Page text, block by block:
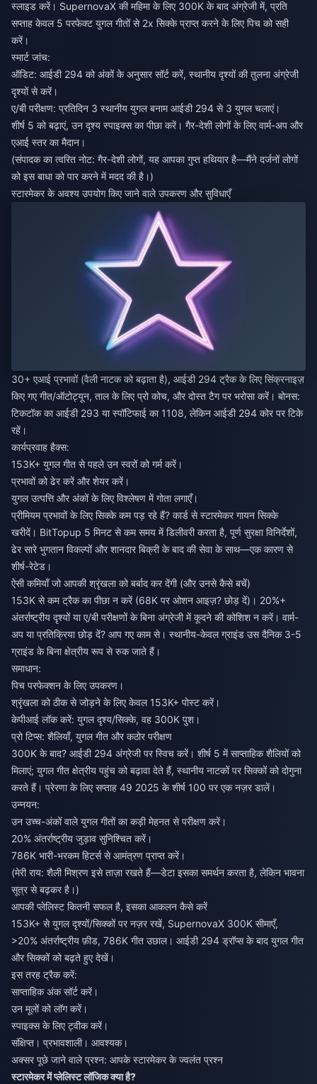
स्लाइड करें। SupernovaX की महिमा के लिए 300K के बाद अंग्रेजी में, प्रति
सप्ताह केवल 5 परफेक्ट युगल गीतों से 2x सिक्के प्राप्त करने के लिए पिच को सही
करें।
स्मार्ट जांच:
ऑडिट: आईडी 294 को अंकों के अनुसार सॉर्ट करें, स्थानीय दृश्यों की तुलना अंग्रेजी
दृश्यों से करें।
ए/बी परीक्षण: प्रतिदिन 3 स्थानीय युगल बनाम आईडी 294 से 3 युगल चलाएं।
शीर्ष 5 को बढ़ाएं, उन दृश्य स्पाइक्स का पीछा करें। गैर-देशी लोगों के लिए वार्म-अप और
एआई स्तर का मैदान।
(संपादक का त्वरित नोट: गैर-देशी लोगों, यह आपका गुप्त हथियार है—मैंने दर्जनों लोगों
को इस बाधा को पार करने में मदद की है।)
स्टारमेकर के अवश्य उपयोग किए जाने वाले उपकरण और सुविधाएँ
30+ एआई प्रभावों (वैली नाटक को बढ़ाता है), आईडी 294 ट्रैक के लिए सिंक्रनाइज़
किए गए गीत/ऑटोट्यून, ताल के लिए प्रो कोच, और दोस्त टैग पर भरोसा करें। बोनस:
टिकटॉक का आईडी 293 या स्पॉटिफाई का 1108, लेकिन आईडी 294 कोर पर टिके
रहें।
कार्यप्रवाह हैक्स:
153K+ युगल गीत से पहले उन स्वरों को गर्म करें।
प्रभावों को ढेर करें और शेयर करें।
युगल उत्पत्ति और अंकों के लिए विश्लेषण में गोता लगाएँ।
प्रीमियम प्रभावों के लिए सिक्के कम पड़ रहे हैं? कार्ड से स्टारमेकर गायन सिक्के
खरीदें । BitTopup 5 मिनट से कम समय में डिलीवरी करता है, पूर्ण सुरक्षा विनिर्देशों,
ढेर सारे भुगतान विकल्पों और शानदार बिक्री के बाद की सेवा के साथ—एक कारण से
शीर्ष-रेटेड।
ऐसी कमियाँ जो आपकी श्रृंखला को बर्बाद कर देंगी (और उनसे कैसे बचें)
153K से कम ट्रैक का पीछा न करें (68K पर ओशन आइज़? छोड़ दें)। 20%+
अंतर्राष्ट्रीय दृश्यों या ए/बी परीक्षणों के बिना अंग्रेजी में कूदने की कोशिश न करें। वार्म-
अप या प्रतिक्रिया छोड़ दें? आप गए काम से। स्थानीय-केवल ग्राइंड उस दैनिक 3-5
ग्राइंड के बिना क्षेत्रीय रूप से रुक जाते हैं।
समाधान:
पिच परफेक्शन के लिए उपकरण।
श्रृंखला को ठीक से जोड़ने के लिए केवल 153K+ पोस्ट करें।
केपीआई लॉक करें: युगल दृश्य/सिक्के, वह 300K पुश।
प्रो टिप्स: शैलियाँ, युगल गीत और कठोर परीक्षण
300K के बाद? आईडी 294 अंग्रेजी पर स्विच करें। शीर्ष 5 में साप्ताहिक शैलियों को
मिलाएं; युगल गीत क्षेत्रीय पहुंच को बढ़ावा देते हैं, स्थानीय नाटकों पर सिक्कों को दोगुना
करते हैं। प्रेरणा के लिए सप्ताह 49 2025 के शीर्ष 100 पर एक नज़र डालें।
उन्नयन:
उन उच्च-अंकों वाले युगल गीतों का कड़ी मेहनत से परीक्षण करें।
20% अंतर्राष्ट्रीय जुड़ाव सुनिश्चित करें।
786K भारी-भरकम हिटर्स से आमंत्रण प्राप्त करें।
(मेरी राय: शैली मिश्रण इसे ताज़ा रखते हैं—डेटा इसका समर्थन करता है, लेकिन भावना
सूत्र से बढ़कर है।)
आपकी प्लेलिस्ट कितनी सफल है, इसका आकलन कैसे करें
153K+ से युगल दृश्यों/सिक्कों पर नज़र रखें, SupernovaX 300K सीमाएँ,
>20% अंतर्राष्ट्रीय फ़ीड, 786K गीत उछाल। आईडी 294 ड्रॉप्स के बाद युगल गीत
और सिक्कों को बढ़ते हुए देखें।
इस तरह ट्रैक करें:
साप्ताहिक अंक सॉर्ट करें।
उन मूलों को लॉग करें।
स्पाइक्स के लिए ट्वीक करें।
संक्षिप्त। प्रभावशाली। आवश्यक।
अक्सर पूछे जाने वाले प्रश्न: आपके स्टारमेकर के ज्वलंत प्रश्न
स्टारमेकर में प्लेलिस्ट लॉजिक क्या है?